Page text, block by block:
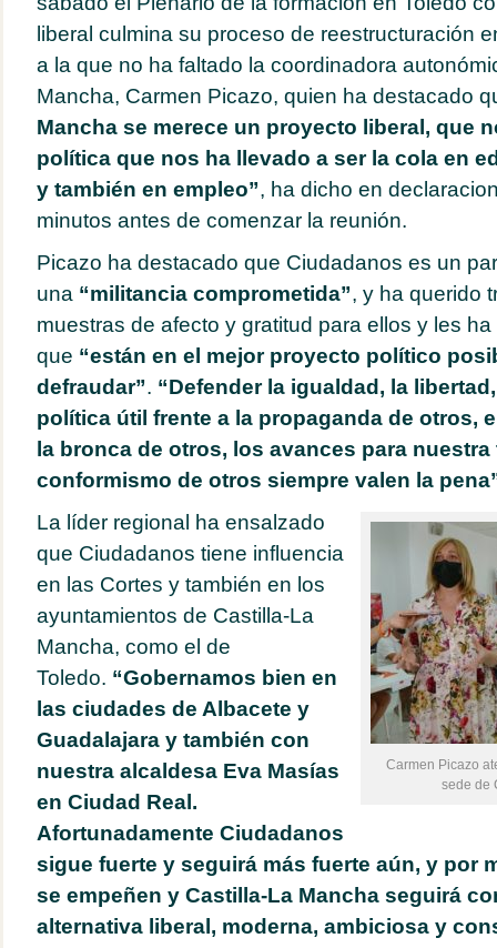
liberal culmina su proceso de reestructuración
a la que no ha faltado la coordinadora
Mancha, Carmen Picazo, quien ha destacado
Mancha se merece un proyecto liberal, que
política que nos ha llevado a ser la cola en
y también en empleo”, ha dicho en
minutos antes de comenzar la reunión.
Picazo ha destacado que Ciudadanos es un
una “militancia comprometida”, y ha querido
muestras de afecto y gratitud para ellos y les
que “están en el mejor proyecto político
defraudar”. “Defender la igualdad, la
política útil frente a la propaganda de otros,
la bronca de otros, los avances para nuestra
conformismo de otros siempre valen la
Carmen Picazo
sede de
La líder regional ha ensalzado
que Ciudadanos tiene influencia
en las Cortes y también en los
ayuntamientos de Castilla-La
Mancha, como el de
Toledo. “Gobernamos bien en
las ciudades de Albacete y
Guadalajara y también con
nuestra alcaldesa Eva Masías
en Ciudad Real.
Afortunadamente Ciudadanos
sigue fuerte y seguirá más fuerte aún, y por
se empeñen y Castilla-La Mancha seguirá
alternativa liberal, moderna, ambiciosa y